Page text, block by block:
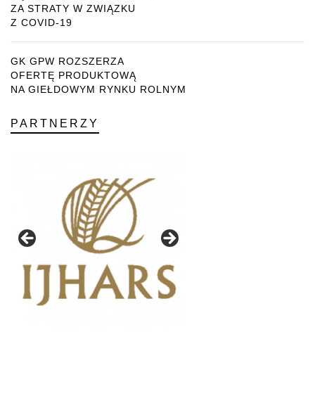
ZA STRATY W ZWIĄZKU
Z COVID-19
GK GPW ROZSZERZA
OFERTĘ PRODUKTOWĄ
NA GIEŁDOWYM RYNKU ROLNYM
PARTNERZY